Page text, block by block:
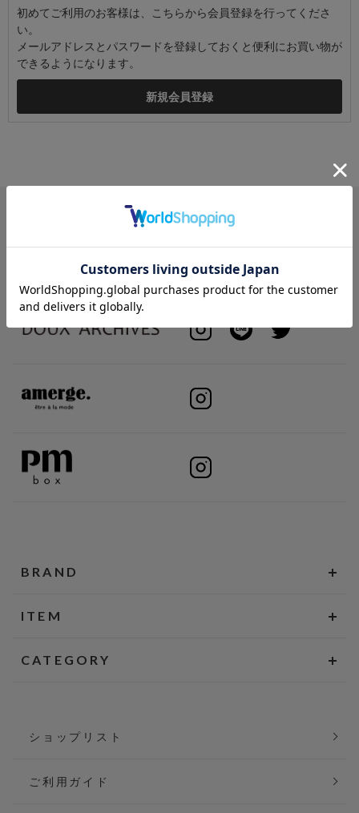
初めてご利用のお客様は、こちらから会員登録を行ってくださ
い。
メールアドレスとパスワードを登録しておくと便利にお買い物が
できるようになります。
BRAND
ITEM
CATEGORY
ショップリスト
ご利用ガイド